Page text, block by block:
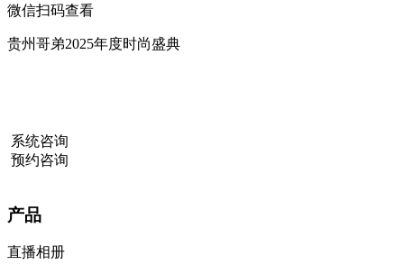
微信扫码查看
贵州哥弟2025年度时尚盛典
系统咨询
预约咨询
产品
直播相册